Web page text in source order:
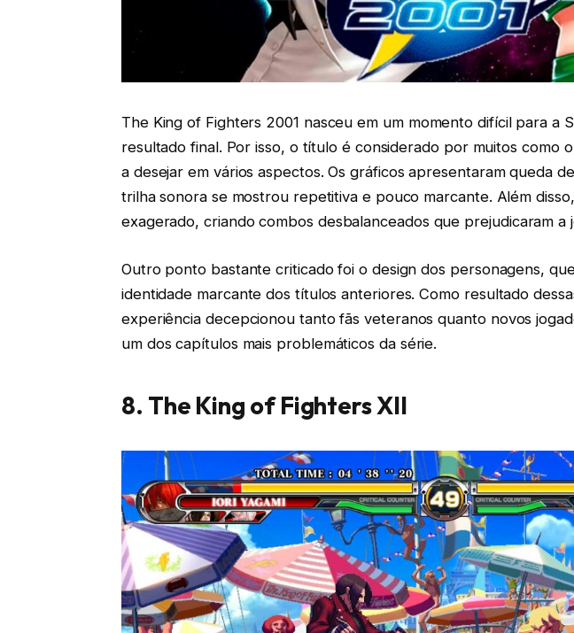
The King of Fighters 2001 nasceu em um momento difícil para a
resultado final. Por isso, o título é considerado por muitos como
a desejar em vários aspectos. Os gráficos apresentaram queda
trilha sonora se mostrou repetitiva e pouco marcante. Além
exagerado, criando combos desbalanceados que prejudicaram a
Outro ponto bastante criticado foi o design dos personagens,
identidade marcante dos títulos anteriores. Como resultado
experiência decepcionou tanto fãs veteranos quanto novos
um dos capítulos mais problemáticos da série.
8. The King of Fighters XII